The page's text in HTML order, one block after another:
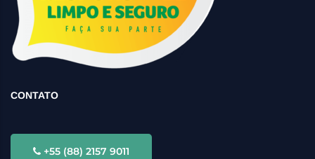
CONTATO
+55 (88) 2157 9011